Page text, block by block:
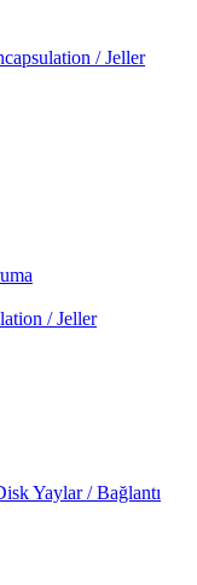
/ Jeller
/ Jeller
Yaylar / Bağlantı